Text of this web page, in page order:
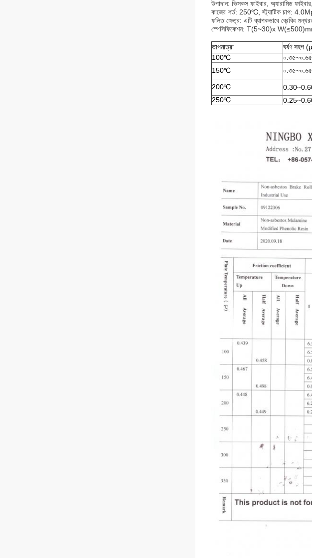
উপাদান: ভিসকস ফাইবার, অ্যারামিড
কাজের শর্ত: 250℃, স্ট্যাটিক চাপ:
ফলিত ক্ষেত্র: এটি ব্যাপকভাবে ব্রেকিং
স্পেসিফিকেশন: T(5~30)x
তাপমাত্রা ঘর্ষণ সহগ
100℃
০.৩৫~০.৬৫
150℃ ০.৩৫~০.৬৫
200℃
250℃